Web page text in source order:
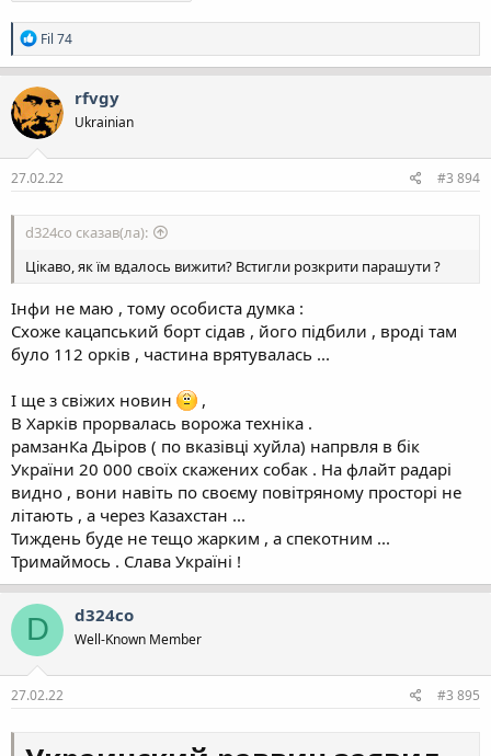
Р
е
а
к
ц
ї
:
Fil 74
rfvgy
Ukrainian
27.02.22 #3 894
d324co сказав(ла):
Цікаво, як їм вдалось вижити? Встигли розкрити парашути ?
Інфи не маю , тому особиста думка :
Схоже кацапський борт сідав , його підбили , вроді там
було 112 орків , частина врятувалась ...
І ще з свіжих новин
,
В Харків прорвалась ворожа техніка .
рамзанКа Дьіров ( по вказівці xyйла) напрвля в бік
України 20 000 своїх скажених собак . На флайт радарі
видно , вони навіть по своєму повітряному просторі не
літають , а через Казахстан ...
Тиждень буде не тещо жарким , а спекотним ...
Тримаймось . Слава Україні !
D d324co
Well-Known Member
27.02.22 #3 895